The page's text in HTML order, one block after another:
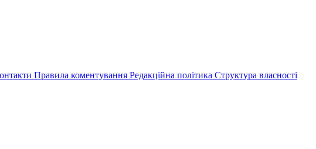
Правила коментування Редакційна політика Структура власності